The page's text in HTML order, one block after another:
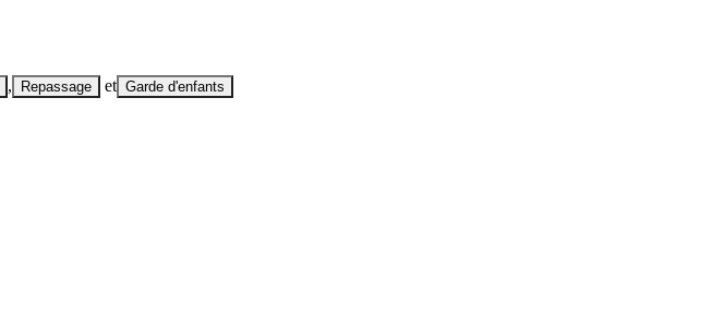
, Repassage et Garde d'enfants